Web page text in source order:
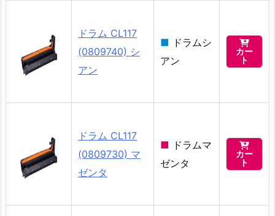
ドラム CL117
(0809740) シ
アン
■ ドラムシ
アン

カー
ト
ドラム CL117
(0809730) マ
ゼンタ
■ ドラムマ
ゼンタ

カー
ト